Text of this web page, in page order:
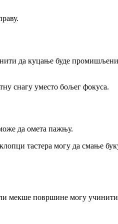
да куцање буде
снагу уместо бољег фокуса.
да омета пажњу.
тастера могу да смање
мекше површине могу